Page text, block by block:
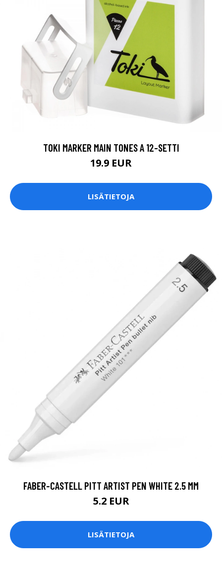
TOKI MARKER MAIN TONES A 12-SETTI
19.9 EUR
LISÄTIETOJA
FABER-CASTELL PITT ARTIST PEN WHITE 2.5 MM
5.2 EUR
LISÄTIETOJA